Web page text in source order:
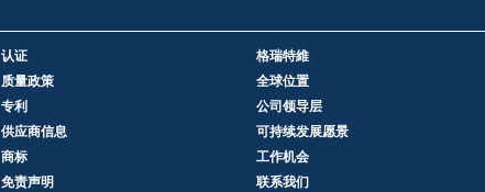
认证
质量政策
专利
供应商信息
商标
免责声明
格瑞特維
全球位置
公司领导层
可持续发展愿景
工作机会
联系我们